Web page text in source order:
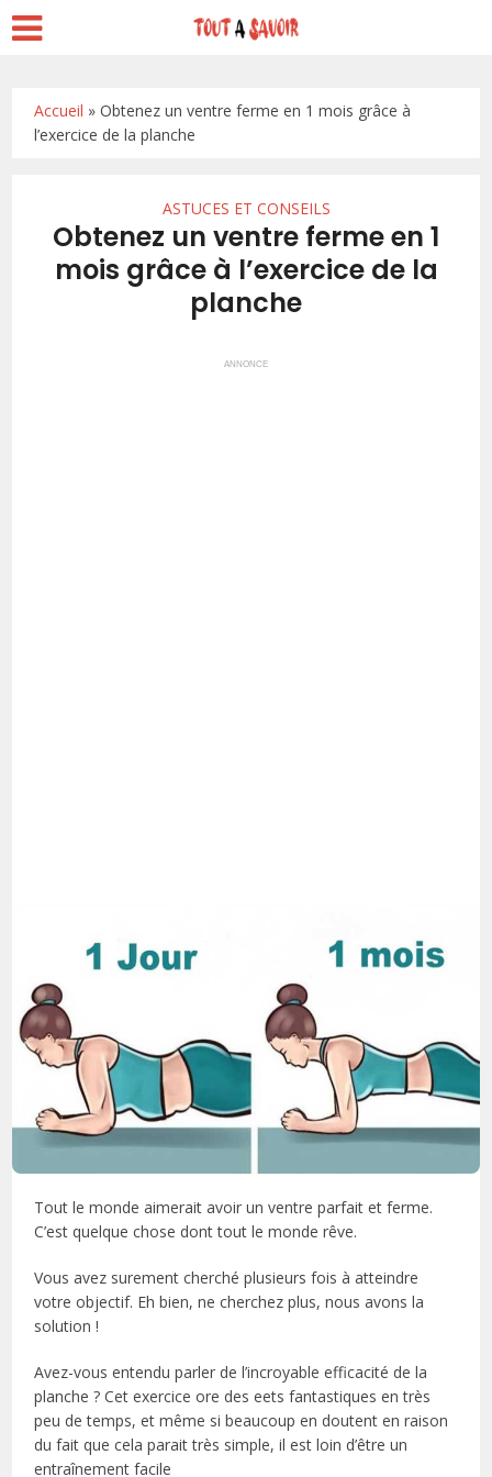
Accueil »Obtenez un ventre ferme en 1 mois grâce à
l’exercice de la planche
ASTUCES ET CONSEILS
Obtenez un ventre ferme en 1
mois grâce à l’exercice de la
planche
ANNONCE
Tout le monde aimerait avoir un ventre parfait et ferme.
C’est quelque chose dont tout le monde rêve.
Vous avez surement cherché plusieurs fois à atteindre
votre objectif. Eh bien, ne cherchez plus, nous avons la
solution !
Avez-vous entendu parler de l’incroyable efficacité de la
planche ? Cet exercice ore des eets fantastiques en très
peu de temps, et même si beaucoup en doutent en raison
du fait que cela parait très simple, il est loin d’être un
entraînement facile